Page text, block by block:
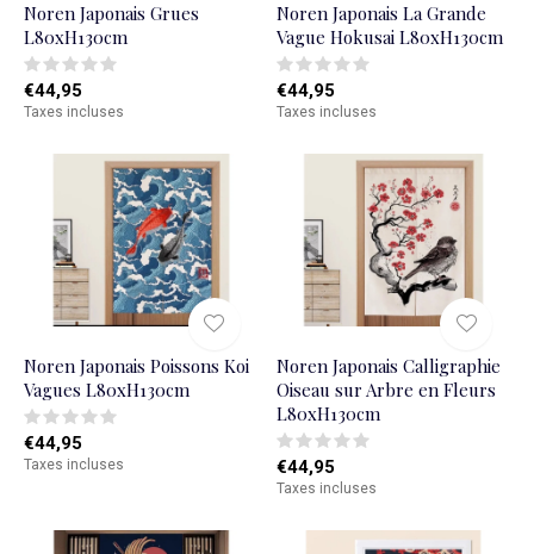
Noren Japonais Grues
L80xH130cm
€44,95
Taxes incluses
Noren Japonais La Grande
Vague Hokusai L80xH130cm
€44,95
Taxes incluses
Noren Japonais Poissons Koi
Vagues L80xH130cm
€44,95
Taxes incluses
Noren Japonais Calligraphie
Oiseau sur Arbre en Fleurs
L80xH130cm
€44,95
Taxes incluses